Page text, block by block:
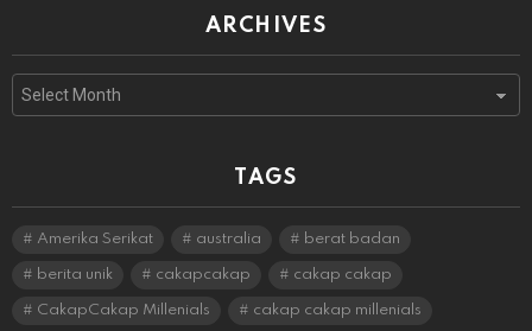
ARCHIVES
Archives
TAGS
Amerika Serikat australia berat badan
berita unik cakapcakap cakap cakap
CakapCakap Millenials cakap cakap millenials